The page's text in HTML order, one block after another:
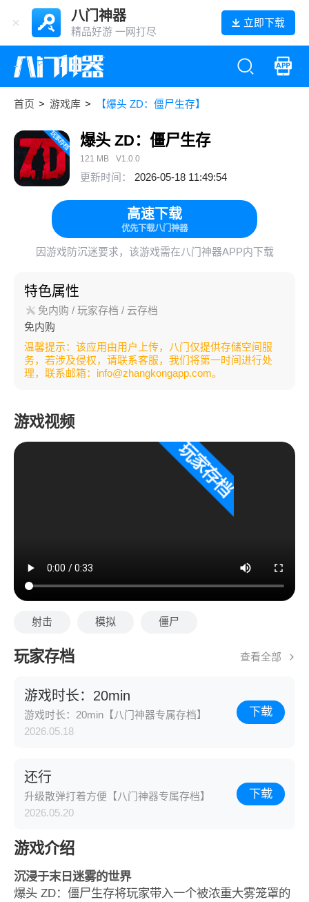
八门神器
精品好游 一网打尽
立即下载
首页 > 游戏库 > 【爆头 ZD：僵尸生存】
爆头 ZD：僵尸生存
121 MB V1.0.0
更新时间： 2026-05-18 11:49:54
高速下载
优先下载八门神器
因游戏防沉迷要求，该游戏需在八门神器APP内下载
特色属性
免内购 / 玩家存档 / 云存档
免内购
温馨提示：该应用由用户上传，八门仅提供存储空间服
务，若涉及侵权，请联系客服，我们将第一时间进行处
理，联系邮箱：info@zhangkongapp.com。
游戏视频
射击 模拟 僵尸
玩家存档 查看全部
游戏时长：20min
游戏时长：20min【八门神器专属存档】
2026.05.18
下载
还行
升级散弹打着方便【八门神器专属存档】
2026.05.20
下载
游戏介绍
沉浸于末日迷雾的世界
爆头 ZD：僵尸生存将玩家带入一个被浓重大雾笼罩的